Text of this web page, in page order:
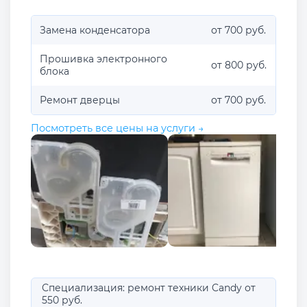
Замена конденсатора от 700 руб.
Прошивка электронного
блока
от 800 руб.
Ремонт дверцы от 700 руб.
Посмотреть все цены на услуги →
Специализация: ремонт техники Candy от
550 руб.